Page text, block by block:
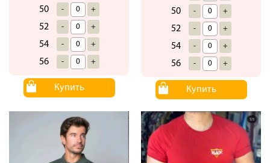
50 - +
52 - +
54 - +
56 - +
Купить
50 - +
52 - +
54 - +
56 - +
Купить